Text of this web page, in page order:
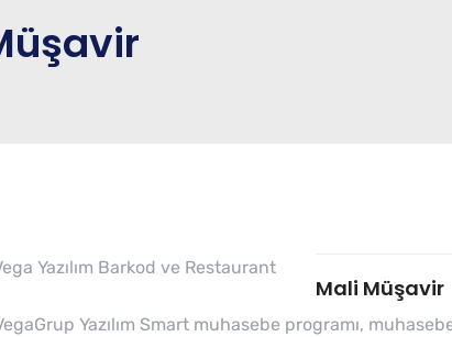
Mali Müşavir
Yazılım Smart muhasebe programı,